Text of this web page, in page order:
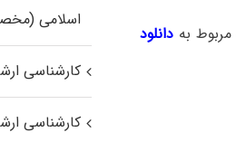
مربوط بهدانلود
اسلامی
کارشناسی
کارشناسی